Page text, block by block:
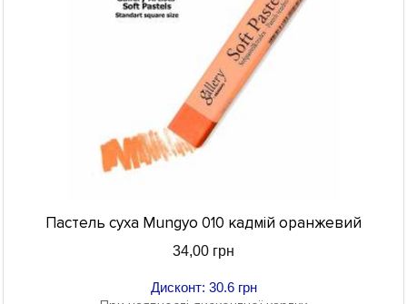
Пастель суха Mungyo 010 кадмій оранжевий
34,00 грн
Дисконт: 30.6 грн